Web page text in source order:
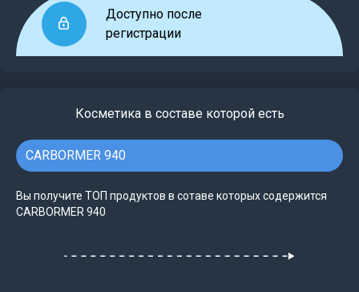
Доступно после
регистрации
Косметика в составе которой есть
CARBORMER 940
Вы получите ТОП продуктов в сотаве которых содержится
CARBORMER 940